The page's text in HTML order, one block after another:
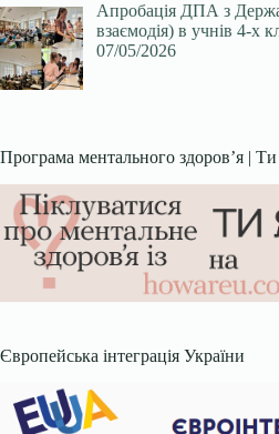
Апробація ДПА з
взаємодія) в учнів 4-х
07/05/2026
Програма ментального здоров’я | Ти
Європейська інтеграція України